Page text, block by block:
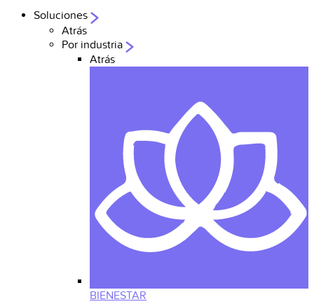
Soluciones
Atrás
Por industria
Atrás
BIENESTAR